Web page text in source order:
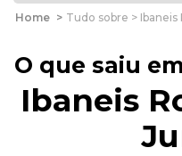
Home > Tudo sobre >
O que saiu
Ibaneis